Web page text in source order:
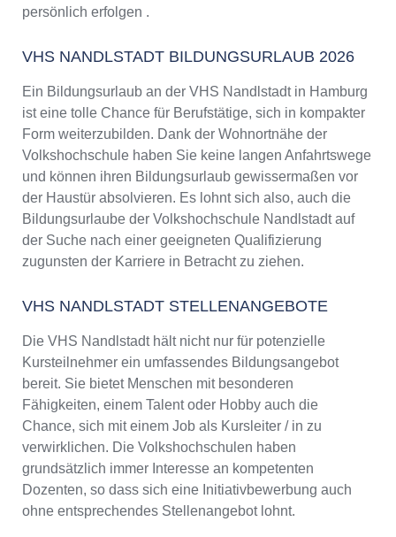
persönlich erfolgen .
VHS NANDLSTADT BILDUNGSURLAUB 2026
Ein Bildungsurlaub an der VHS Nandlstadt in Hamburg
ist eine tolle Chance für Berufstätige, sich in kompakter
Form weiterzubilden. Dank der Wohnortnähe der
Volkshochschule haben Sie keine langen Anfahrtswege
und können ihren Bildungsurlaub gewissermaßen vor
der Haustür absolvieren. Es lohnt sich also, auch die
Bildungsurlaube der Volkshochschule Nandlstadt auf
der Suche nach einer geeigneten Qualifizierung
zugunsten der Karriere in Betracht zu ziehen.
VHS NANDLSTADT STELLENANGEBOTE
Die VHS Nandlstadt hält nicht nur für potenzielle
Kursteilnehmer ein umfassendes Bildungsangebot
bereit. Sie bietet Menschen mit besonderen
Fähigkeiten, einem Talent oder Hobby auch die
Chance, sich mit einem Job als Kursleiter / in zu
verwirklichen. Die Volkshochschulen haben
grundsätzlich immer Interesse an kompetenten
Dozenten, so dass sich eine Initiativbewerbung auch
ohne entsprechendes Stellenangebot lohnt.